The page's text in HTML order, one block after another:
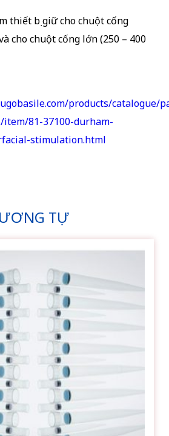
thiết bị giữ cho chuột cống
cho chuột cống lớn (250 – 400
products/catalogue/
81-37100-durham-
stimulation.html
TỰ